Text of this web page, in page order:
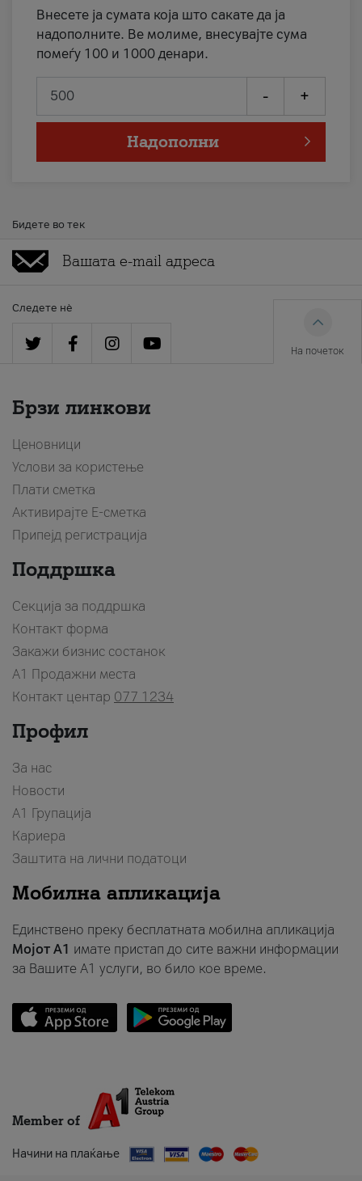
Внесете ја сумата која што сакате да ја
надополните. Ве молиме, внесувајте сума
помеѓу 100 и 1000 денари.
- +
Надополни
Бидете во тек
Следете нè
На почеток
Брзи линкови
Ценовници
Услови за користење
Плати сметка
Активирајте Е-сметка
Припејд регистрација
Поддршка
Секција за поддршка
Контакт форма
Закажи бизнис состанок
A1 Продажни места
Контакт центар 077 1234
Профил
За нас
Новости
А1 Групација
Кариера
Заштита на лични податоци
Мобилна апликација
Единствено преку бесплатната мобилна апликација
Мојот A1 имате пристап до сите важни информации
за Вашите A1 услуги, во било кое време.
Member of
Начини на плаќање